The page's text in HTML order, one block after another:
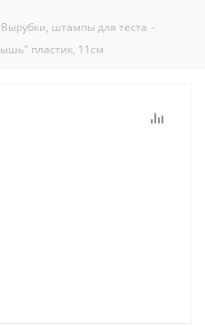
Вырубки, штампы для теста -
пластик, 11см